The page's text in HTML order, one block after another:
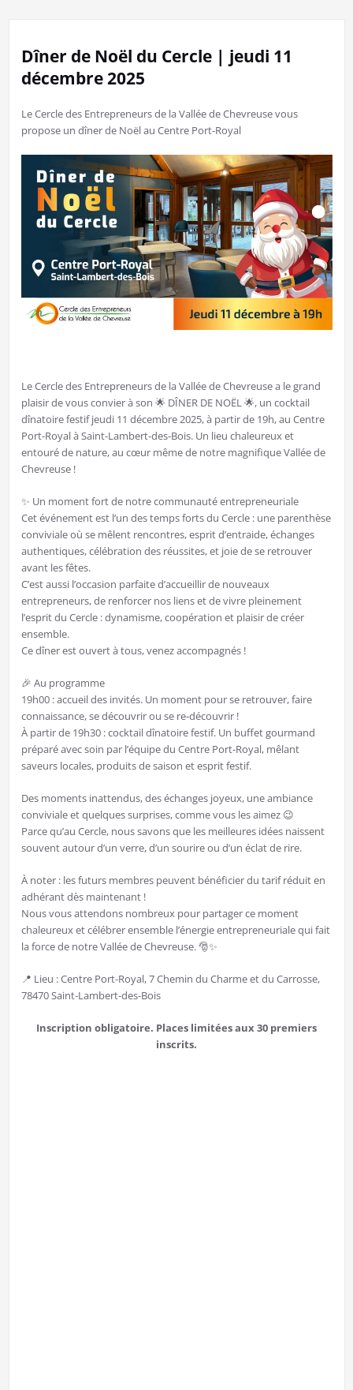
Dîner de Noël du Cercle | jeudi 11
décembre 2025
Le Cercle des Entrepreneurs de la Vallée de Chevreuse vous
propose un dîner de Noël au Centre Port-Royal
Le Cercle des Entrepreneurs de la Vallée de Chevreuse a le grand
plaisir de vous convier à son 🌟 DÎNER DE NOËL 🌟, un cocktail
dînatoire festif jeudi 11 décembre 2025, à partir de 19h, au Centre
Port-Royal à Saint-Lambert-des-Bois. Un lieu chaleureux et
entouré de nature, au cœur même de notre magnifique Vallée de
Chevreuse !
✨ Un moment fort de notre communauté entrepreneuriale
Cet événement est l’un des temps forts du Cercle : une parenthèse
conviviale où se mêlent rencontres, esprit d’entraide, échanges
authentiques, célébration des réussites, et joie de se retrouver
avant les fêtes.
C’est aussi l’occasion parfaite d’accueillir de nouveaux
entrepreneurs, de renforcer nos liens et de vivre pleinement
l’esprit du Cercle : dynamisme, coopération et plaisir de créer
ensemble.
Ce dîner est ouvert à tous, venez accompagnés !
🎉 Au programme
19h00 : accueil des invités. Un moment pour se retrouver, faire
connaissance, se découvrir ou se re-découvrir !
À partir de 19h30 : cocktail dînatoire festif. Un buffet gourmand
préparé avec soin par l’équipe du Centre Port-Royal, mêlant
saveurs locales, produits de saison et esprit festif.
Des moments inattendus, des échanges joyeux, une ambiance
conviviale et quelques surprises, comme vous les aimez 😉
Parce qu’au Cercle, nous savons que les meilleures idées naissent
souvent autour d’un verre, d’un sourire ou d’un éclat de rire.
À noter : les futurs membres peuvent bénéficier du tarif réduit en
adhérant dès maintenant !
Nous vous attendons nombreux pour partager ce moment
chaleureux et célébrer ensemble l’énergie entrepreneuriale qui fait
la force de notre Vallée de Chevreuse. 🎅✨
📍 Lieu : Centre Port-Royal, 7 Chemin du Charme et du Carrosse,
78470 Saint-Lambert-des-Bois
Inscription obligatoire. Places limitées aux 30 premiers
inscrits.